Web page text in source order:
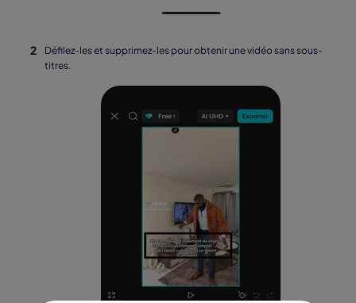
Défilez-les et supprimez-les pour obtenir une vidéo sans sous-
titres.